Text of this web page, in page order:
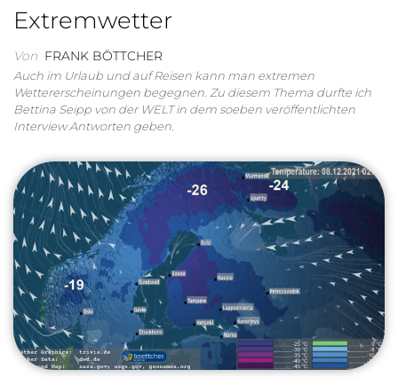
Extremwetter
Von FRANK BÖTTCHER
Auch im Urlaub und auf Reisen kann man extremen
Wettererscheinungen begegnen. Zu diesem Thema durfte ich
Bettina Seipp von der WELT in dem soeben veröffentlichten
Interview Antworten geben.